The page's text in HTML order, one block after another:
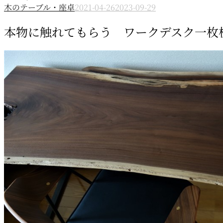
木のテーブル・座卓2021-04-262023-09-29
本物に触れてもらう ワークデスク一枚